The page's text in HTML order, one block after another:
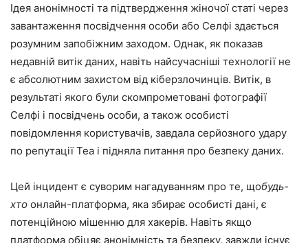
Ідея анонімності та підтвердження жіночої статі через
завантаження посвідчення особи або Селфі здається
розумним запобіжним заходом. Однак, як показав
недавній витік даних, навіть найсучасніші технології не
є абсолютним захистом від кіберзлочинців. Витік, в
результаті якого були скомпрометовані фотографії
Селфі і посвідчень особи, а також особисті
повідомлення користувачів, завдала серйозного удару
по репутації Tea і підняла питання про безпеку даних.
Цей інцидент є суворим нагадуванням про те, щобудь-
хто онлайн-платформа, яка збирає особисті дані, є
потенційною мішенню для хакерів. Навіть якщо
платформа обіцяє анонімність та безпеку, завжди існує